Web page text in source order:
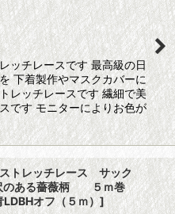
ッチレースです 最高級の日
下着製作やマスクカバーに
レッチレースです 繊細で美
です モニターによりお色が
トレッチレース サック
ある薔薇柄 ５ｍ巻
オフ（５ｍ）]